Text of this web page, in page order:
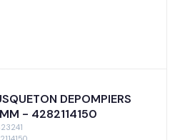
DEPOMPIERS
- 4282114150